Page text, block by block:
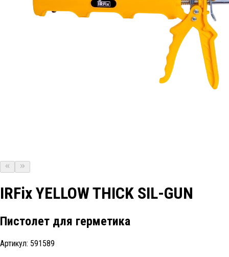
IRFix YELLOW THICK SIL-GUN
Пистолет для герметика
Артикул: 591589